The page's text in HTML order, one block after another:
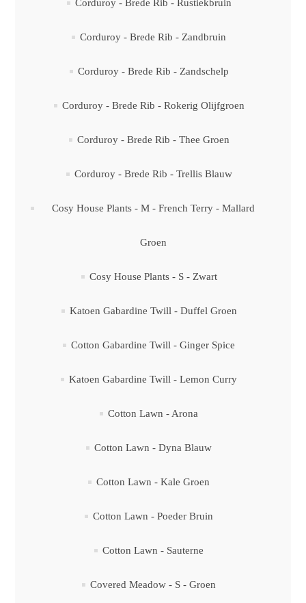
Corduroy - Brede Rib - Rustiekbruin
Corduroy - Brede Rib - Zandbruin
Corduroy - Brede Rib - Zandschelp
Corduroy - Brede Rib - Rokerig Olijfgroen
Corduroy - Brede Rib - Thee Groen
Corduroy - Brede Rib - Trellis Blauw
Cosy House Plants - M - French Terry - Mallard
Groen
Cosy House Plants - S - Zwart
Katoen Gabardine Twill - Duffel Groen
Cotton Gabardine Twill - Ginger Spice
Katoen Gabardine Twill - Lemon Curry
Cotton Lawn - Arona
Cotton Lawn - Dyna Blauw
Cotton Lawn - Kale Groen
Cotton Lawn - Poeder Bruin
Cotton Lawn - Sauterne
Covered Meadow - S - Groen